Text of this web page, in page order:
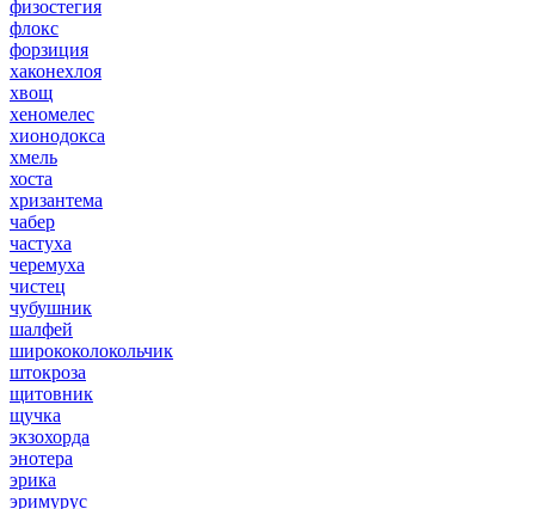
физостегия
флокс
форзиция
хаконехлоя
хвощ
хеномелес
хионодокса
хмель
хоста
хризантема
чабер
частуха
черемуха
чистец
чубушник
шалфей
ширококолокольчик
штокроза
щитовник
щучка
экзохорда
энотера
эрика
эримурус